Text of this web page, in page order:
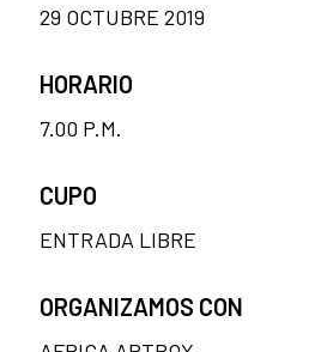
29 OCTUBRE 2019
HORARIO
7.00 P.M.
CUPO
ENTRADA LIBRE
ORGANIZAMOS CON